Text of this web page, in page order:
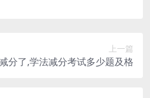
上一篇
分了,学法减分考试多少题及格